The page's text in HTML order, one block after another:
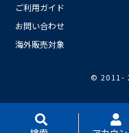
ご利用ガイド
お問い合わせ
海外販売対象
© 2011-